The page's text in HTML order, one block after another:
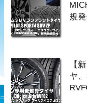
規発
【
ヤ